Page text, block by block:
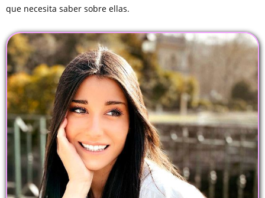
que necesita saber sobre ellas.